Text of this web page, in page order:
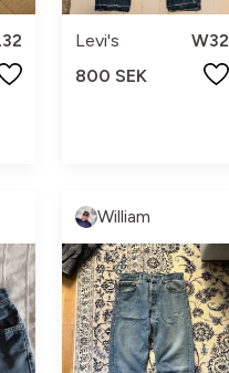
Levi's
W32
800 SEK
William